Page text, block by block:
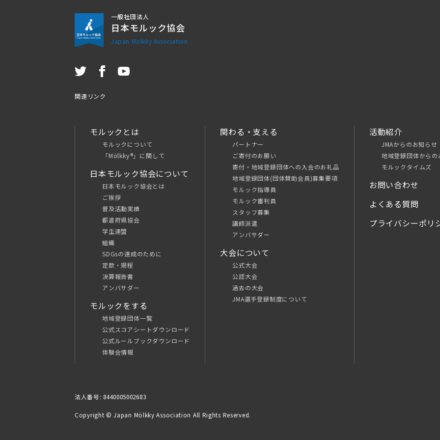
一般社団法人
日本モルック協会
Japan Mölkky Association
関連リンク
モルックとは
モルックについて
「Mölkky®」に関して
日本モルック協会について
日本モルック協会とは
ご挨拶
普及活動実績
都道府県協会
学生連盟
組織
SDGsの達成のために
定款・規程
決算報告書
アンバサダー
モルックをする
地域登録団体一覧
公式スコアシートダウンロード
公式ルールブックダウンロード
体験会情報
関わる・支える
パートナー
ご寄付のお願い
寄付・地域登録団体への入会のお礼品
地域登録団体(団体賛助会員)募集要項
モルック指導員
モルック審判員
スタッフ募集
講師派遣
アンバサダー
大会について
公式大会
公認大会
過去の大会
JMA選手登録制度について
活動紹介
JMAからのお知らせ
地域登録団体からの
モルックタイムズ
お問い合わせ
よくある質問
プライバシーポリ
法人番号: 8440005002683
Copyright © Japan Mölkky Association All Rights Reserved.